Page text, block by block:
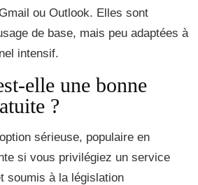
ou Outlook. Elles sont
de base, mais peu adaptées à
intensif.
elle une bonne
?
sérieuse, populaire en
si vous privilégiez un service
soumis à la législation